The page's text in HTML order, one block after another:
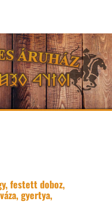
festett doboz,
gyertya,